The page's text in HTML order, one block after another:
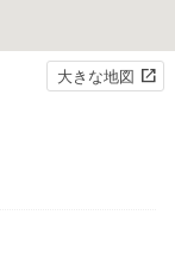
大きな地図